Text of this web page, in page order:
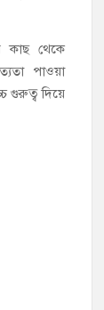
কাছ থেকে
পাওয়া
গুরুত্ব দিয়ে